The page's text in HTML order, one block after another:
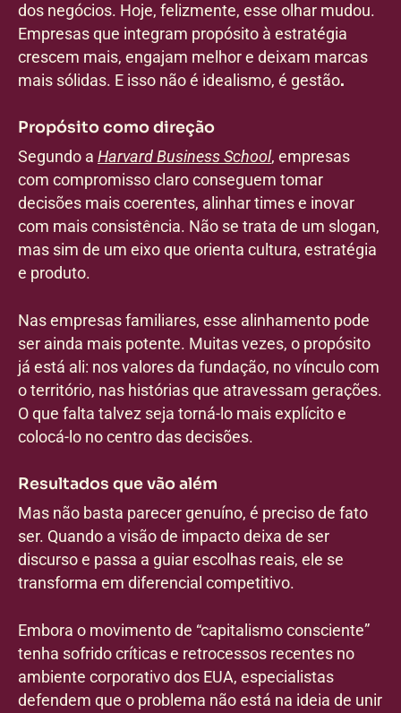
dos negócios. Hoje, felizmente, esse olhar mudou.
Empresas que integram propósito à estratégia
crescem mais, engajam melhor e deixam marcas
mais sólidas. E isso não é idealismo, é gestão.
Propósito como direção
Segundo a Harvard Business School, empresas
com compromisso claro conseguem tomar
decisões mais coerentes, alinhar times e inovar
com mais consistência. Não se trata de um slogan,
mas sim de um eixo que orienta cultura, estratégia
e produto.
Nas empresas familiares, esse alinhamento pode
ser ainda mais potente. Muitas vezes, o propósito
já está ali: nos valores da fundação, no vínculo com
o território, nas histórias que atravessam gerações.
O que falta talvez seja torná-lo mais explícito e
colocá-lo no centro das decisões.
Resultados que vão além
Mas não basta parecer genuíno, é preciso de fato
ser. Quando a visão de impacto deixa de ser
discurso e passa a guiar escolhas reais, ele se
transforma em diferencial competitivo.
Embora o movimento de “capitalismo consciente”
tenha sofrido críticas e retrocessos recentes no
ambiente corporativo dos EUA, especialistas
defendem que o problema não está na ideia de unir